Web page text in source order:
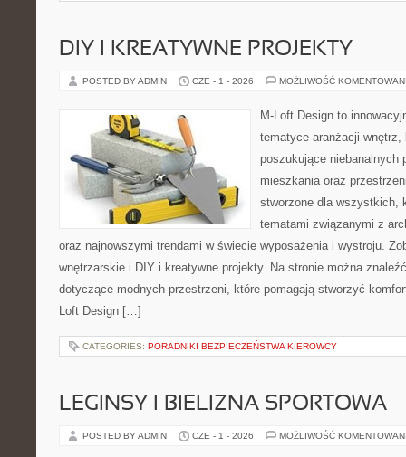
DIY I KREATYWNE PROJEKTY
POSTED BY ADMIN CZE - 1 - 2026 MOŻLIWOŚĆ
M-Loft Design to
tematyce aranżacji
poszukujące niebanalnych
mieszkania oraz
stworzone dla wszystkich,
tematami związanymi z
oraz najnowszymi trendami w świecie wyposażenia i wystroju.
wnętrzarskie i DIY i kreatywne projekty. Na stronie można
dotyczące modnych przestrzeni, które pomagają stworzyć
Loft Design […]
CATEGORIES: PORADNIKI BEZPIECZEŃSTWA KIEROWCY
LEGINSY I BIELIZNA SPORTOWA
POSTED BY ADMIN CZE - 1 - 2026 MOŻLIWOŚĆ